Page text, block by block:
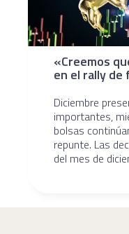
«Creemos
en el rally de
Diciembre
importantes,
bolsas
repunte. Las
del mes de